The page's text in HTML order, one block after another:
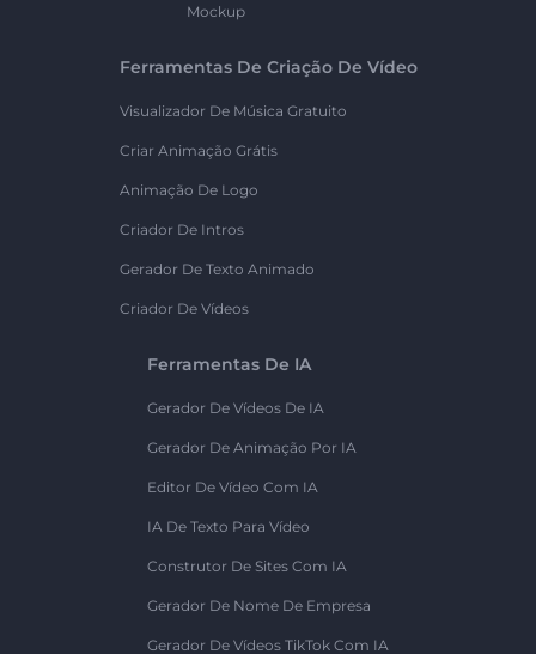
Mockup
Ferramentas De Criação De Vídeo
Visualizador De Música Gratuito
Criar Animação Grátis
Animação De Logo
Criador De Intros
Gerador De Texto Animado
Criador De Vídeos
Ferramentas De IA
Gerador De Vídeos De IA
Gerador De Animação Por IA
Editor De Vídeo Com IA
IA De Texto Para Vídeo
Construtor De Sites Com IA
Gerador De Nome De Empresa
Gerador De Vídeos TikTok Com IA